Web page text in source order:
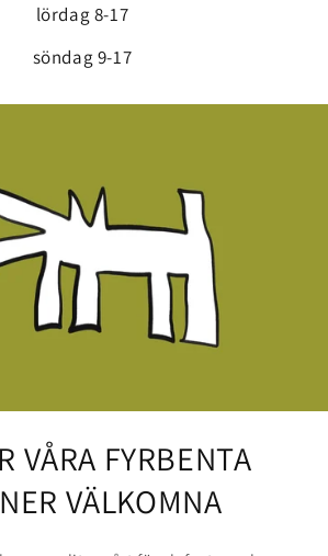
lördag 8-17
söndag 9-17
VÅRA FYRBENTA
VÄLKOMNA